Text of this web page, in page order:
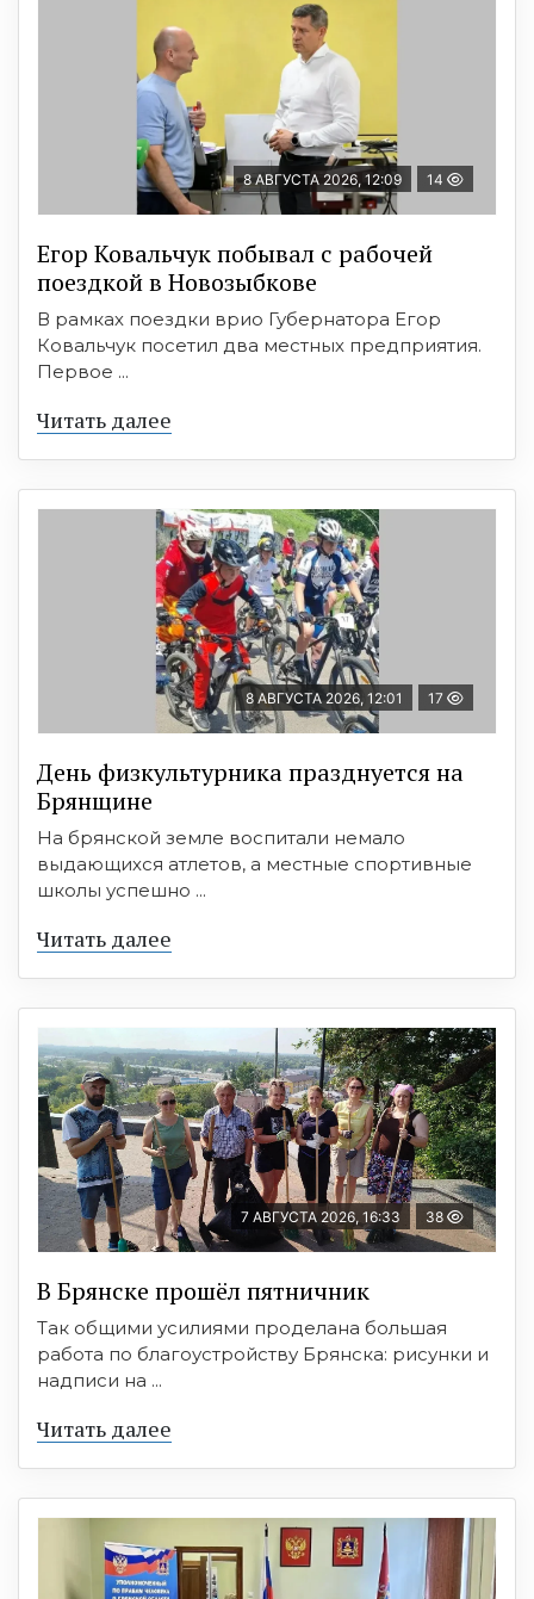
8 АВГУСТА 2026, 12:09 14
Егор Ковальчук побывал с рабочей
поездкой в Новозыбкове
В рамках поездки врио Губернатора Егор
Ковальчук посетил два местных предприятия.
Первое ...
Читать далее
8 АВГУСТА 2026, 12:01 17
День физкультурника празднуется на
Брянщине
На брянской земле воспитали немало
выдающихся атлетов, а местные спортивные
школы успешно ...
Читать далее
7 АВГУСТА 2026, 16:33 38
В Брянске прошёл пятничник
Так общими усилиями проделана большая
работа по благоустройству Брянска: рисунки и
надписи на ...
Читать далее